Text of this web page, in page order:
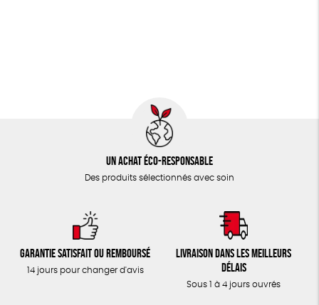
Un achat éco-responsable
Des produits sélectionnés avec soin
Garantie satisfait ou remboursé
14 jours pour changer d'avis
Livraison dans les meilleurs
délais
Sous 1 à 4 jours ouvrés